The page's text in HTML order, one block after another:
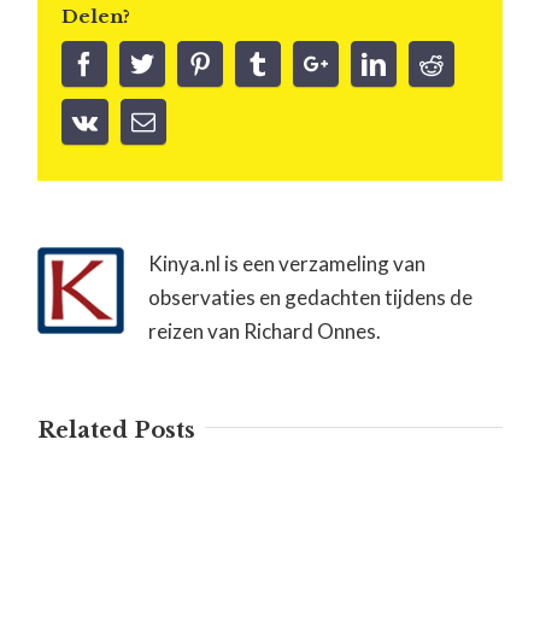
Delen?
Kinya.nl is een verzameling van
observaties en gedachten tijdens de
reizen van Richard Onnes.
Related Posts